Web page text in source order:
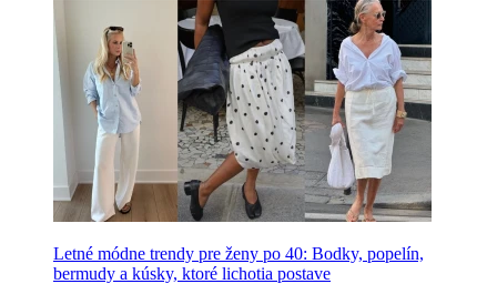
Letné módne trendy pre ženy po 40: Bodky, popelín,
bermudy a kúsky, ktoré lichotia postave